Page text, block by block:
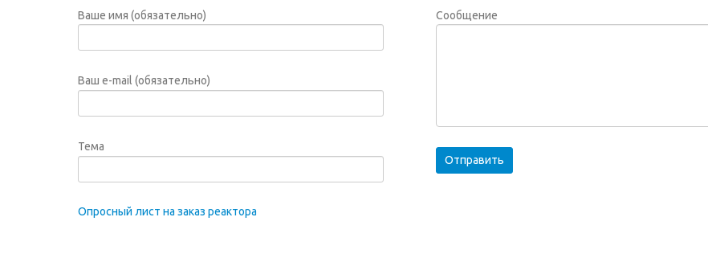
Ваше имя (обязательно)
Ваш e-mail (обязательно)
Тема
Сообщение
Опросный лист на заказ реактора